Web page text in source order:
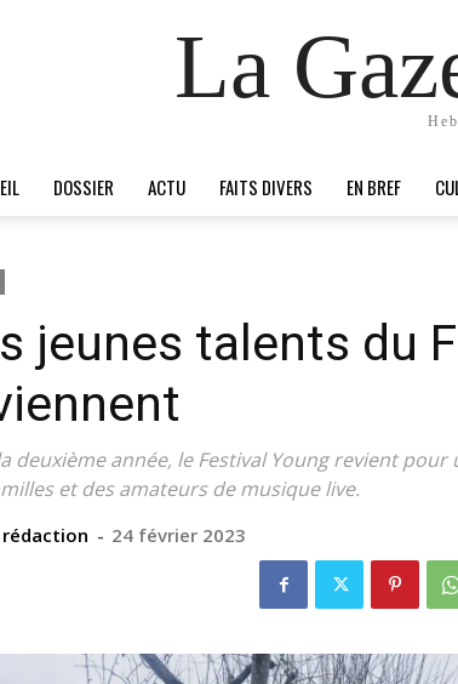
La
DOSSIER ACTU FAITS DIVERS EN BREF
jeunes talents du
deuxième année, le Festival Young revient
et des amateurs de musique live.
rédaction - 24 février 2023